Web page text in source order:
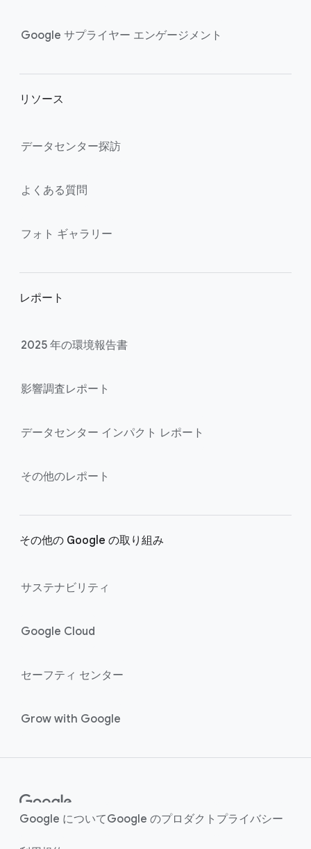
Google サプライヤー エンゲージメント
リソース
データセンター探訪
よく​ある​質問
フォト ギャラリー
レポート
2025 年の​環境報告書
影響調査レポート
データセンター インパクト レポート
その​他の​レポート
その​他の Google の​取り組み
サステナビリティ
Google Cloud
セーフティ センター
Grow with Google
Google に​ついてGoogle の​プロダクト プライバシー